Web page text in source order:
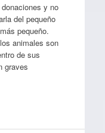
y no
del pequeño
pequeño.
animales son
de sus
graves